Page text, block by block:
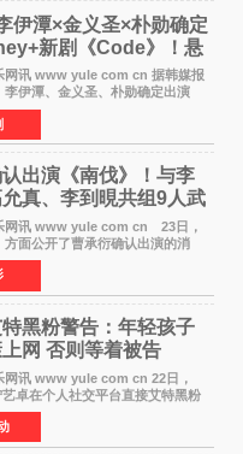
伊潭×金义圣×朴勋确定
新剧《Code》！悬
悚明年上线
讯 www yule com cn 据韩媒报
李伊潭、金义圣、朴勋确定出演
Code》，该剧预计将于明年播
关注。 本剧改编自同名人气台
位往来
出演《南伐》！与李
真、李到晛共组9人武
讯 www yule com cn 23日，
方面公开了曹承衍确认出演的消
动展现出独特色彩的曹承衍将在
出色弓箭技术的弓箭手，他将在这
片中展
黑粉警告：年轻孩子
网 否则等着被告
讯 www yule com cn 22日，
卓在个人社交平台直接艾特黑粉
回应长期以来的恶意攻击，引发
宁艺卓在文中表示，自己早已注
持续